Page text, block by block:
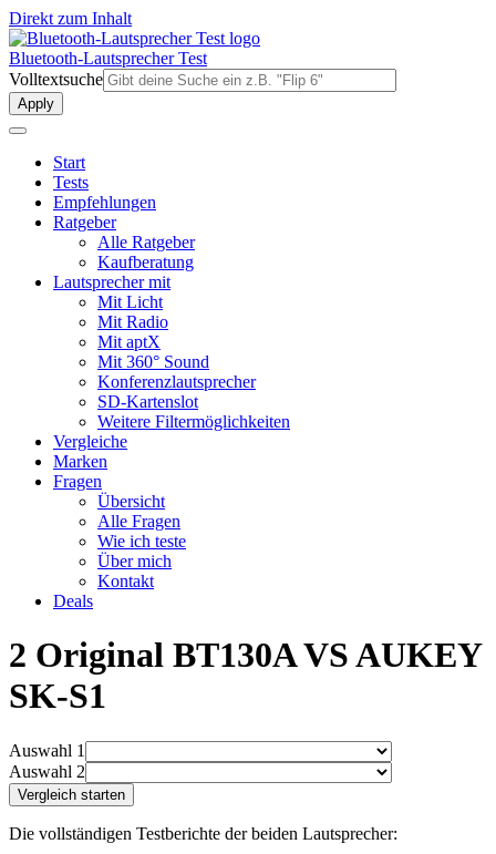
Direkt zum Inhalt
Bluetooth-Lautsprecher Test
Volltextsuche
Start
Tests
Empfehlungen
Ratgeber
Alle Ratgeber
Kaufberatung
Lautsprecher mit
Mit Licht
Mit Radio
Mit aptX
Mit 360° Sound
Konferenzlautsprecher
SD-Kartenslot
Weitere Filtermöglichkeiten
Vergleiche
Marken
Fragen
Übersicht
Alle Fragen
Wie ich teste
Über mich
Kontakt
Deals
2 Original BT130A VS AUKEY
SK-S1
Auswahl 1
Auswahl 2
Die vollständigen Testberichte der beiden Lautsprecher: